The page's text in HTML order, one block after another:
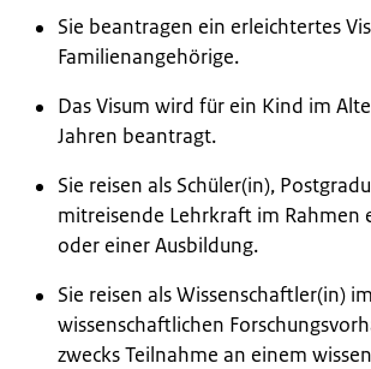
Sie beantragen ein erleichtertes
Familienangehörige.
Das Visum wird für ein Kind im
Jahren beantragt.
Sie reisen als Schüler(in),
mitreisende Lehrkraft im Rahmen
oder einer Ausbildung.
Sie reisen als Wissenschaftler(in)
wissenschaftlichen
zwecks Teilnahme an einem